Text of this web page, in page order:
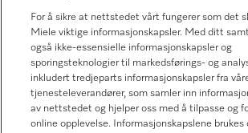
Forbrukerkontakt
67 17 31 00
For å sikre at nettstedet vårt fungerer som det
Miele viktige informasjonskapsler. Med ditt
også ikke-essensielle informasjonskapsler og
sporingsteknologier til markedsførings- og
inkludert tredjeparts informasjonskapsler fra
tjenesteleverandører, som samler inn
av nettstedet og hjelper oss med å tilpasse og
online opplevelse. Informasjonskapslene brukes